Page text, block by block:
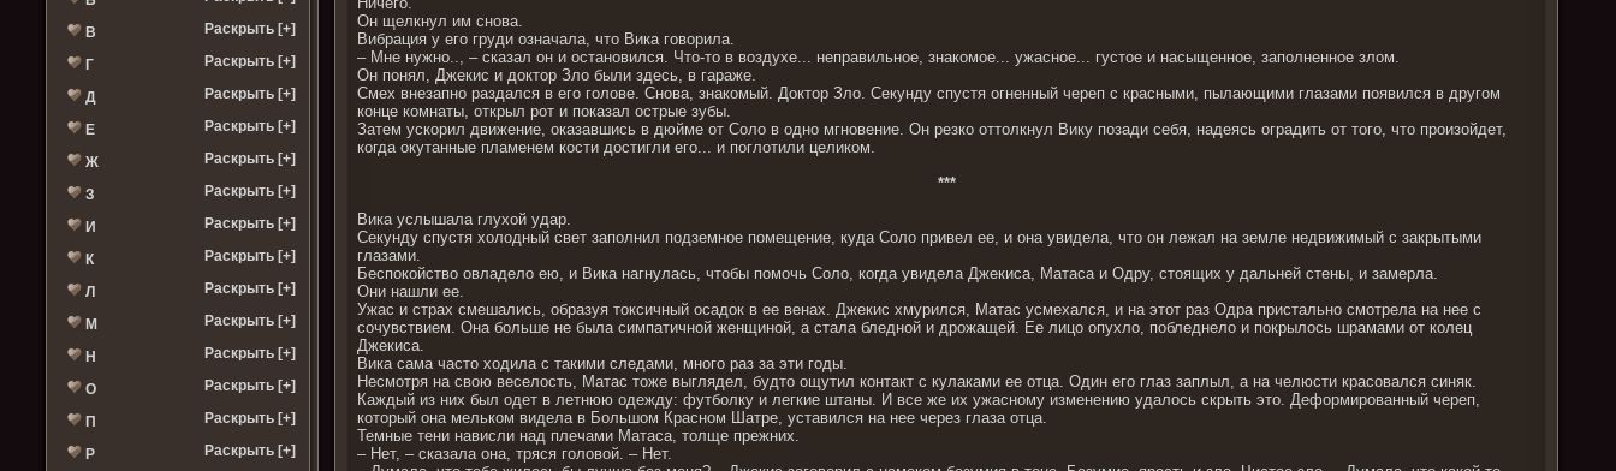
В Раскрыть [+]
Г Раскрыть [+]
Д Раскрыть [+]
Е Раскрыть [+]
Ж Раскрыть [+]
З Раскрыть [+]
И Раскрыть [+]
К Раскрыть [+]
Л Раскрыть [+]
М Раскрыть [+]
Н Раскрыть [+]
О Раскрыть [+]
П Раскрыть [+]
Р Раскрыть [+]
Он щелкнул им снова.
Вибрация у его груди означала, что Вика говорила.
– Мне нужно.., – сказал он и остановился. Что-то в воздухе... неправильное, знакомое... ужасное... густое и насыщенное, заполненное злом.
Он понял, Джекис и доктор Зло были здесь, в гараже.
Смех внезапно раздался в его голове. Снова, знакомый. Доктор Зло. Секунду спустя огненный череп с красными, пылающими глазами появился в другом
конце комнаты, открыл рот и показал острые зубы.
Затем ускорил движение, оказавшись в дюйме от Соло в одно мгновение. Он резко оттолкнул Вику позади себя, надеясь оградить от того, что произойдет,
когда окутанные пламенем кости достигли его... и поглотили целиком.
***
Вика услышала глухой удар.
Секунду спустя холодный свет заполнил подземное помещение, куда Соло привел ее, и она увидела, что он лежал на земле недвижимый с закрытыми
глазами.
Беспокойство овладело ею, и Вика нагнулась, чтобы помочь Соло, когда увидела Джекиса, Матаса и Одру, стоящих у дальней стены, и замерла.
Они нашли ее.
Ужас и страх смешались, образуя токсичный осадок в ее венах. Джекис хмурился, Матас усмехался, и на этот раз Одра пристально смотрела на нее с
сочувствием. Она больше не была симпатичной женщиной, а стала бледной и дрожащей. Ее лицо опухло, побледнело и покрылось шрамами от колец
Джекиса.
Вика сама часто ходила с такими следами, много раз за эти годы.
Несмотря на свою веселость, Матас тоже выглядел, будто ощутил контакт с кулаками ее отца. Один его глаз заплыл, а на челюсти красовался синяк.
Каждый из них был одет в летнюю одежду: футболку и легкие штаны. И все же их ужасному изменению удалось скрыть это. Деформированный череп,
который она мельком видела в Большом Красном Шатре, уставился на нее через глаза отца.
Темные тени нависли над плечами Матаса, толще прежних.
– Нет, – сказала она, тряся головой. – Нет.